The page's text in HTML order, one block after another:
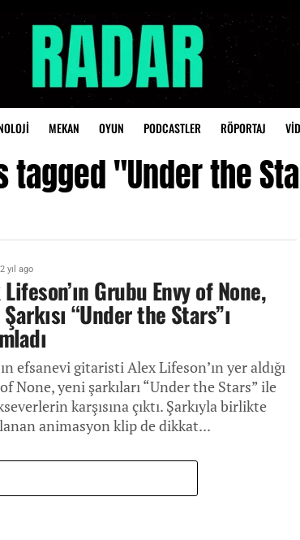
MEKAN OYUN PODCASTLER RÖPORTAJ
tagged "Under the
2 yıl ago
Grubu Envy of None,
“Under the Stars”ı
efsanevi gitaristi Alex Lifeson’ın yer aldığı
None, yeni şarkıları “Under the Stars” ile
karşısına çıktı. Şarkıyla birlikte
animasyon klip de dikkat...